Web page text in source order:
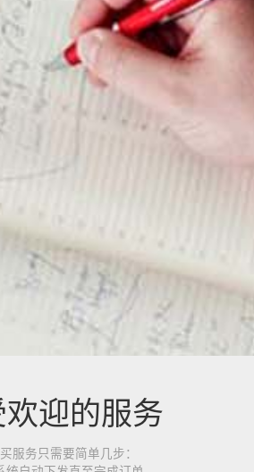
迎的服务
服务只需要简单几步：